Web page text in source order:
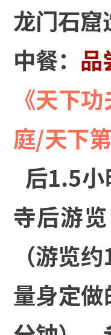
龙门石
中餐： 品
《天下
庭/天下
后1.5
寺后游
（游览
量身定